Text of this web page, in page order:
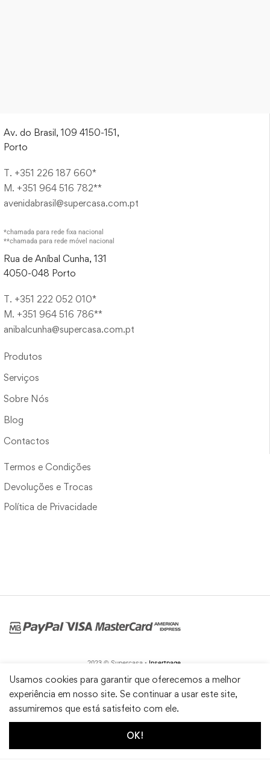
Av. do Brasil, 109 4150-151,
Porto
T. +351 226 187 660*
M. +351 964 516 782**
avenidabrasil@supercasa.com.pt
*chamada para rede fixa nacional
**chamada para rede móvel nacional
Rua de Aníbal Cunha, 131
4050-048 Porto
T. +351 222 052 010*
M. +351 964 516 786**
anibalcunha@supercasa.com.pt
Produtos
Serviços
Sobre Nós
Blog
Contactos
Termos e Condições
Devoluções e Trocas
Política de Privacidade
2023 © Supercasa • Insertpage
Usamos cookies para garantir que oferecemos a melhor
experiência em nosso site. Se continuar a usar este site,
assumiremos que está satisfeito com ele.
OK!
1